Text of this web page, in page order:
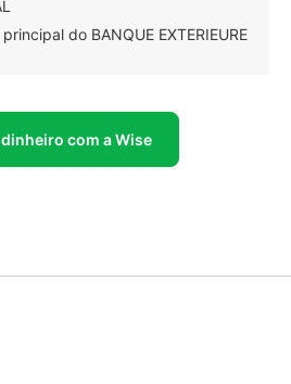
do BANQUE EXTERIEURE
com a Wise